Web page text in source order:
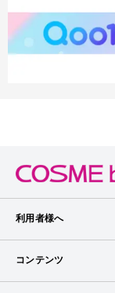
利用者様へ
メンバーログイン
コンテンツ